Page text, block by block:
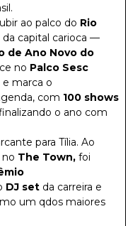
ao palco do Rio
da capital carioca —
de Ano Novo do
no Palco Sesc
e marca o
com 100 shows
o ano com
para Tília. Ao
The Town, foi
DJ set da carreira e
um qdos maiores